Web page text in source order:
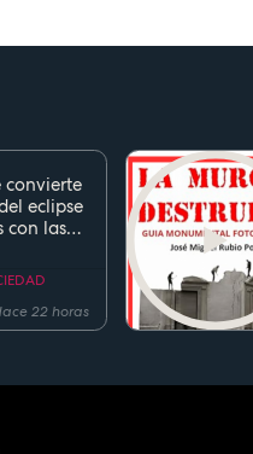
convierte
eclipse
con las
22 horas